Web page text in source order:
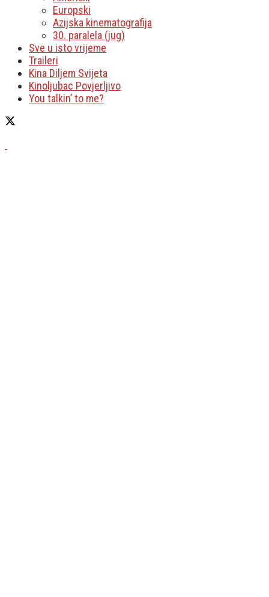
Europski
Azijska kinematografija
30. paralela (jug)
Sve u isto vrijeme
Traileri
Kina Diljem Svijeta
Kinoljubac Povjerljivo
You talkin’ to me?